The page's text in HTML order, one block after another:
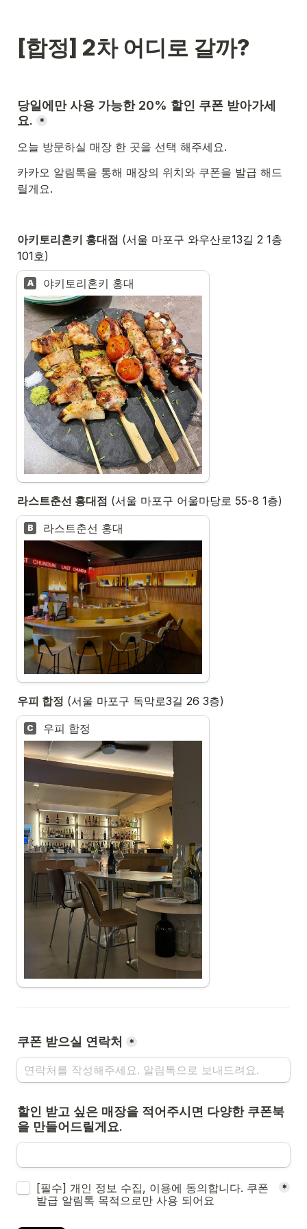
[합정] 2차 어디로 갈까?
당일에만 사용 가능한 20% 할인 쿠폰 받아가세
요.
*
오늘 방문하실 매장 한 곳을 선택 해주세요.
카카오 알림톡을 통해 매장의 위치와 쿠폰을 발급 해드
릴게요.
아키토리혼키 홍대점 (서울 마포구 와우산로13길 2 1층
101호)
A 야키토리혼키 홍대
라스트춘선 홍대점 (서울 마포구 어울마당로 55-8 1층)
B 라스트춘선 홍대
우피 합정 (서울 마포구 독막로3길 26 3층)
C 우피 합정
쿠폰 받으실 연락처 *
할인 받고 싶은 매장을 적어주시면 다양한 쿠폰북
을 만들어드릴게요.
Untitled checkboxes field
[필수] 개인 정보 수집, 이용에 동의합니다. 쿠폰
발급 알림톡 목적으로만 사용 되어요
*